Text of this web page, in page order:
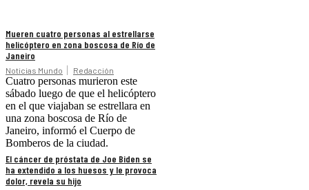
Mueren cuatro personas al estrellarse
helicóptero en zona boscosa de Río de
Janeiro
Noticias Mundo Redacción
Cuatro personas murieron este
sábado luego de que el helicóptero
en el que viajaban se estrellara en
una zona boscosa de Río de
Janeiro, informó el Cuerpo de
Bomberos de la ciudad.
El cáncer de próstata de Joe Biden se
ha extendido a los huesos y le provoca
dolor, revela su hijo